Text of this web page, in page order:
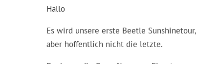
Hallo
Es wird unsere erste Beetle Sunshinetour,
aber hoffentlich nicht die letzte.